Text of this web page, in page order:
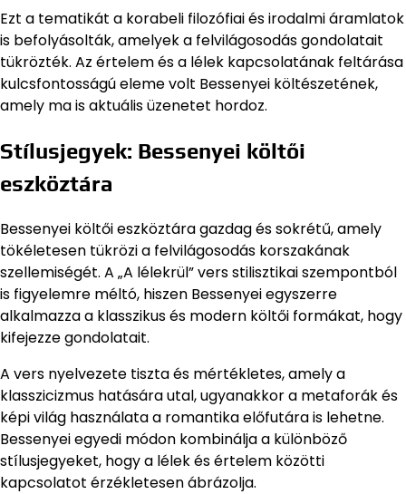
Ezt a tematikát a korabeli filozófiai és irodalmi áramlatok
is befolyásolták, amelyek a felvilágosodás gondolatait
tükrözték. Az értelem és a lélek kapcsolatának feltárása
kulcsfontosságú eleme volt Bessenyei költészetének,
amely ma is aktuális üzenetet hordoz.
Stílusjegyek: Bessenyei költői
eszköztára
Bessenyei költői eszköztára gazdag és sokrétű, amely
tökéletesen tükrözi a felvilágosodás korszakának
szellemiségét. A „A lélekrül” vers stilisztikai szempontból
is figyelemre méltó, hiszen Bessenyei egyszerre
alkalmazza a klasszikus és modern költői formákat, hogy
kifejezze gondolatait.
A vers nyelvezete tiszta és mértékletes, amely a
klasszicizmus hatására utal, ugyanakkor a metaforák és
képi világ használata a romantika előfutára is lehetne.
Bessenyei egyedi módon kombinálja a különböző
stílusjegyeket, hogy a lélek és értelem közötti
kapcsolatot érzékletesen ábrázolja.